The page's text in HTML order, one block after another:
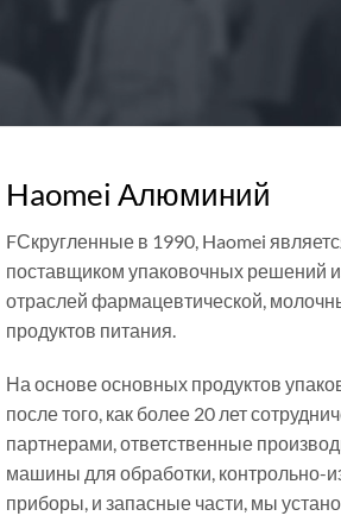
Haomei Алюминий
FСкругленные в 1990, Haomei
поставщиком упаковочных решений
отраслей фармацевтической,
продуктов питания.
На основе основных продуктов
после того, как более 20 лет
партнерами, ответственные
машины для обработки, контрольно-
приборы, и запасные части, мы